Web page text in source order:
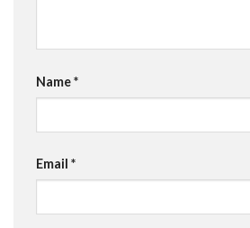
Name*
Email *